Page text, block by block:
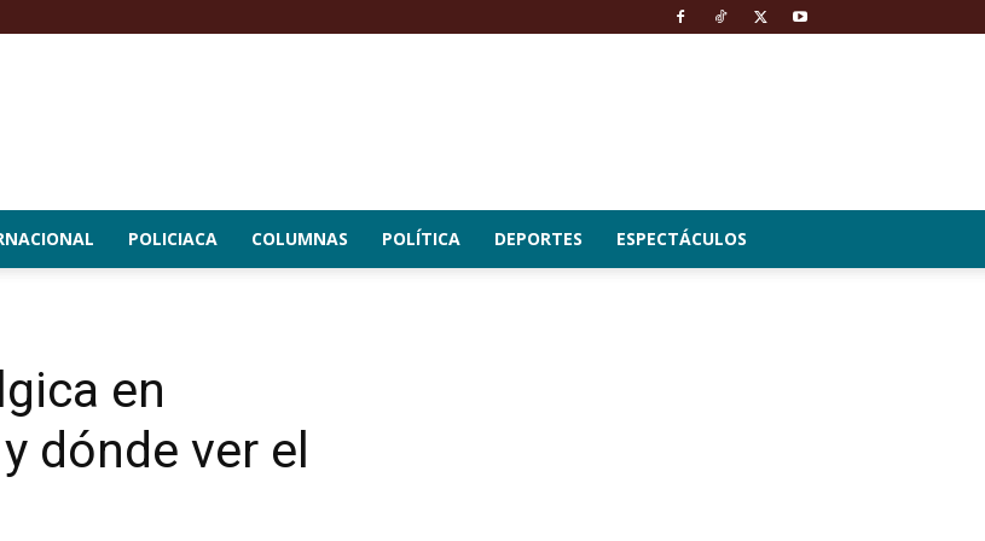
POLICIACA COLUMNAS POLÍTICA DEPORTES ESPECTÁCULOS
en
dónde ver el